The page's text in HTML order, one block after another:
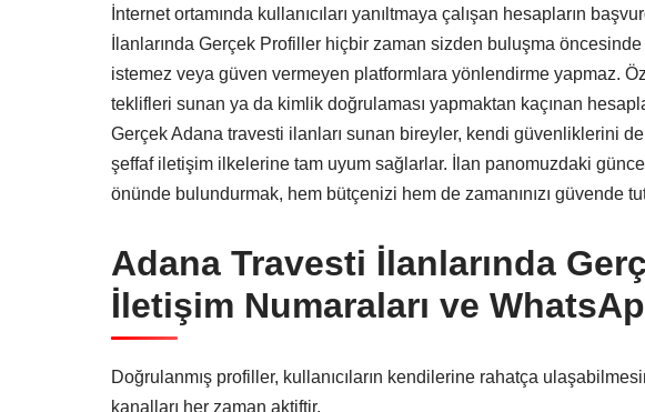
İnternet ortamında kullanıcıları yanıltmaya çalışan hesapların
İlanlarında Gerçek Profiller hiçbir zaman sizden buluşma
istemez veya güven vermeyen platformlara yönlendirme yapmaz.
teklifleri sunan ya da kimlik doğrulaması yapmaktan kaçınan
Gerçek Adana travesti ilanları sunan bireyler, kendi güvenliklerini
şeffaf iletişim ilkelerine tam uyum sağlarlar. İlan panomuzdaki
önünde bulundurmak, hem bütçenizi hem de zamanınızı güvende
Adana Travesti İlanlarında
İletişim Numaraları ve
Doğrulanmış profiller, kullanıcıların kendilerine rahatça
kanalları her zaman aktiftir.